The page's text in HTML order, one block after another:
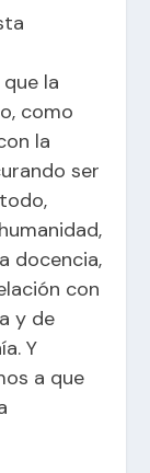
la
como
la
ser
docencia,
con
y de
Y
a que